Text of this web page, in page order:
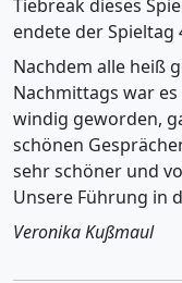
Tiebreak dieses
endete der Spieltag
Nachdem alle heiß
Nachmittags war
windig geworden,
schönen
sehr schöner und
Unsere Führung in
Veronika Kußmaul